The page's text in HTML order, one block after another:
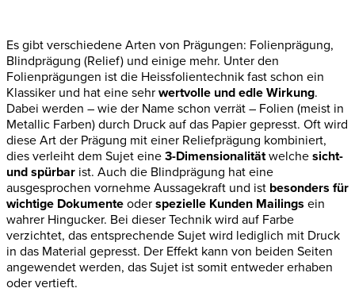
Es gibt verschiedene Arten von Prägungen: Folienprägung,
Blindprägung (Relief) und einige mehr. Unter den
Folienprägungen ist die Heissfolientechnik fast schon ein
Klassiker und hat eine sehr wertvolle und edle Wirkung.
Dabei werden – wie der Name schon verrät – Folien (meist in
Metallic Farben) durch Druck auf das Papier gepresst. Oft wird
diese Art der Prägung mit einer Reliefprägung kombiniert,
dies verleiht dem Sujet eine 3-Dimensionalitätwelche sicht-
und spürbar ist. Auch die Blindprägung hat eine
ausgesprochen vornehme Aussagekraft und ist besonders für
wichtige Dokumente oder spezielle Kunden Mailings ein
wahrer Hingucker. Bei dieser Technik wird auf Farbe
verzichtet, das entsprechende Sujet wird lediglich mit Druck
in das Material gepresst. Der Effekt kann von beiden Seiten
angewendet werden, das Sujet ist somit entweder erhaben
oder vertieft.